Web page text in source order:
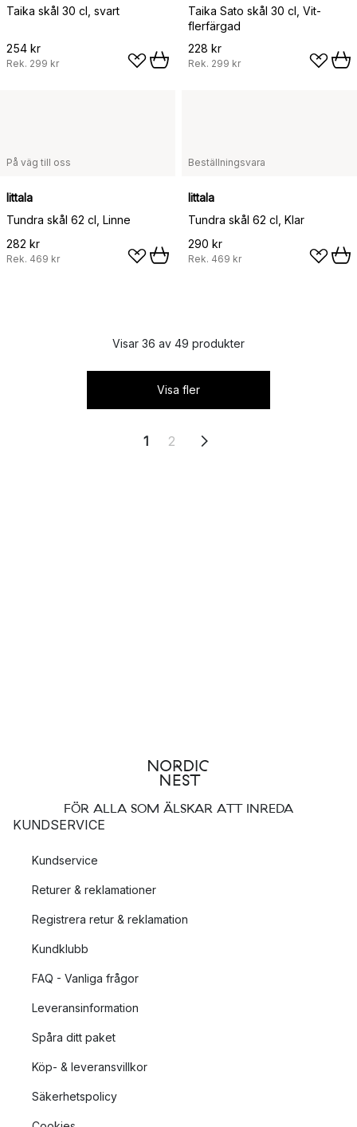
Taika skål 30 cl, svart
254 kr
Rek. 299 kr
Taika Sato skål 30 cl, Vit-
flerfärgad
228 kr
Rek. 299 kr
På väg till oss
Iittala
Tundra skål 62 cl, Linne
282 kr
Rek. 469 kr
Beställningsvara
Iittala
Tundra skål 62 cl, Klar
290 kr
Rek. 469 kr
Visar 36 av 49 produkter
Visa fler
1 2
FÖR ALLA SOM ÄLSKAR ATT INREDA
KUNDSERVICE
Kundservice
Returer & reklamationer
Registrera retur & reklamation
Kundklubb
FAQ - Vanliga frågor
Leveransinformation
Spåra ditt paket
Köp- & leveransvillkor
Säkerhetspolicy